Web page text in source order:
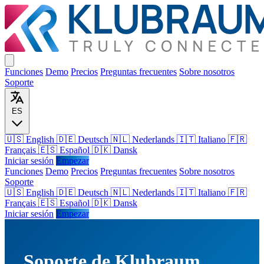
Funciones Demo Precios Preguntas frecuentes Sobre nosotros
Soporte
ES
🇺🇸 English 🇩🇪 Deutsch 🇳🇱 Nederlands 🇮🇹 Italiano 🇫🇷
Français 🇪🇸 Español 🇩🇰 Dansk
Iniciar sesión Empezar
Funciones Demo Precios Preguntas frecuentes Sobre nosotros
Soporte
🇺🇸 English 🇩🇪 Deutsch 🇳🇱 Nederlands 🇮🇹 Italiano 🇫🇷
Français 🇪🇸 Español 🇩🇰 Dansk
Iniciar sesión Empezar